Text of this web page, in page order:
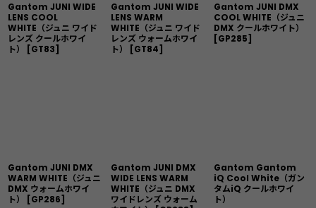
Gantom JUNI WIDE
LENS COOL
WHITE（ジュニ ワイド
レンズ クールホワイ
ト）
[GT83]
Gantom JUNI WIDE
LENS WARM
WHITE（ジュニ ワイド
レンズ ウォームホワイ
ト）
[GT84]
Gantom JUNI DMX
COOL WHITE（ジュニ
DMX クールホワイト）
[GP285]
Gantom JUNI DMX
WARM WHITE（ジュニ
DMX ウォームホワイ
ト）
[GP286]
Gantom JUNI DMX
WIDE LENS WARM
WHITE（ジュニ DMX
ワイドレンズ ウォーム
Gantom Gantom
iQ Cool White（ガン
タムiQ クールホワイ
ト）